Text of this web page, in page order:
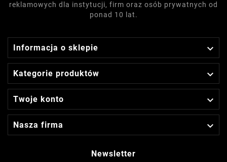
reklamowych dla instytucji, firm oraz osób prywatnych od
ponad 10 lat.
Informacja o sklepie 
Kategorie produktów 
Twoje konto 
Nasza firma 
Newsletter